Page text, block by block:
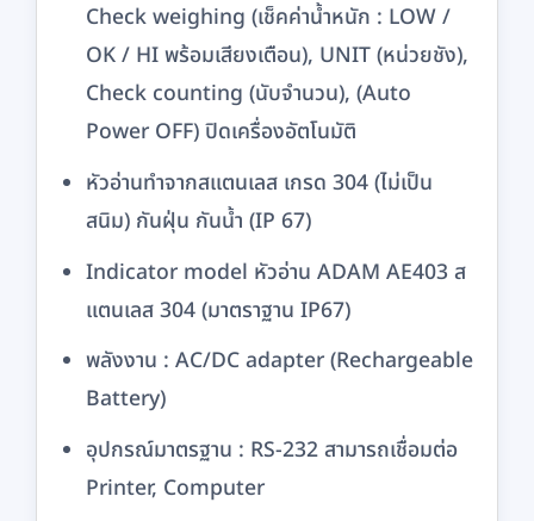
Check weighing (เช็คค่าน้ำหนัก : LOW /
OK / HI พร้อมเสียงเตือน), UNIT (หน่วยชัง),
Check counting (นับจำนวน), (Auto
Power OFF) ปิดเครื่องอัตโนมัติ
หัวอ่านทำจากสแตนเลส เกรด 304 (ไม่เป็น
สนิม) กันฝุ่น กันน้ำ (IP 67)
Indicator model หัวอ่าน ADAM AE403 ส
แตนเลส 304 (มาตราฐาน IP67)
พลังงาน : AC/DC adapter (Rechargeable
Battery)
อุปกรณ์มาตรฐาน : RS-232 สามารถเชื่อมต่อ
Printer, Computer